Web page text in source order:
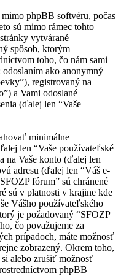
phpBB softvéru, počas
sú mimo rámec tohto
vytvárané
spôsob, ktorým
toho, čo nám sami
ako anonymný
registrovaný na
a Vami odoslané
(ďalej len “Vaše
minimálne
len “Vaše používateľské
na Vaše konto (ďalej len
adresu (ďalej len “Váš e-
fórum” sú chránené
sú v platnosti v krajine kde
Vášho používateľského
je požadovaný “SFOZP
čo považujeme za
prípadoch, máte možnosť
zobrazený. Okrem toho,
alebo zrušiť možnosť
phpBB